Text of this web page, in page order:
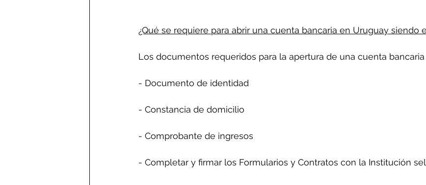
¿Qué se requiere para abrir una cuenta bancaria en Uruguay siendo
Los documentos requeridos para la apertura de una cuenta
- Documento de identidad
- Constancia de domicilio
- Comprobante de ingresos
- Completar y firmar los Formularios y Contratos con la Institución